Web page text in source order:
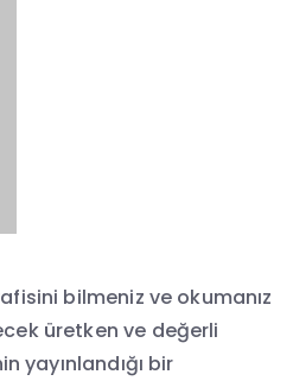
bilmeniz ve okumanız
üretken ve değerli
yayınlandığı bir